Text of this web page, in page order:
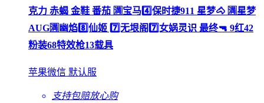
克力 赤蝎 金鞋 番茄 🈵宝马4️⃣保时捷911 星梦🐴 🈵星梦
AUG🈵幽焰8️⃣仙姬 7️⃣无垠阁7️⃣女娲灵识 最终🔫 9红42
粉装68特效枪13载具
苹果微信 默认服
支持包赔放心购